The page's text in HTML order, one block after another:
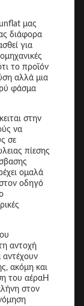
μας
διάφορα
για
το προϊόν
αλλά μια
φάσμα
στην
να
σε
πίεσης
ομαλά
οδηγό
αντοχή
αντέχουν
ακόμη και
του αέραΗ
στον